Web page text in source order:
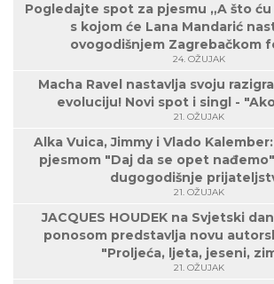
Pogledajte spot za pjesmu „A što
s kojom će Lana Mandarić
ovogodišnjem Zagrebačkom
24. OŽUJAK
Macha Ravel nastavlja svoju
evoluciju! Novi spot i singl -
21. OŽUJAK
Alka Vuica, Jimmy i Vlado
pjesmom "Daj da se opet
dugogodišnje
21. OŽUJAK
JACQUES HOUDEK na Svjetski
ponosom predstavlja novu
"Proljeća, ljeta, jeseni,
21. OŽUJAK